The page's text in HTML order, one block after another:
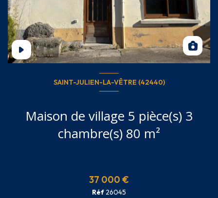
SAINT-JULIEN-LA-VÊTRE (42440)
Maison de village 5 pièce(s) 3
chambre(s) 80 m²
37 000 €
Réf 26045